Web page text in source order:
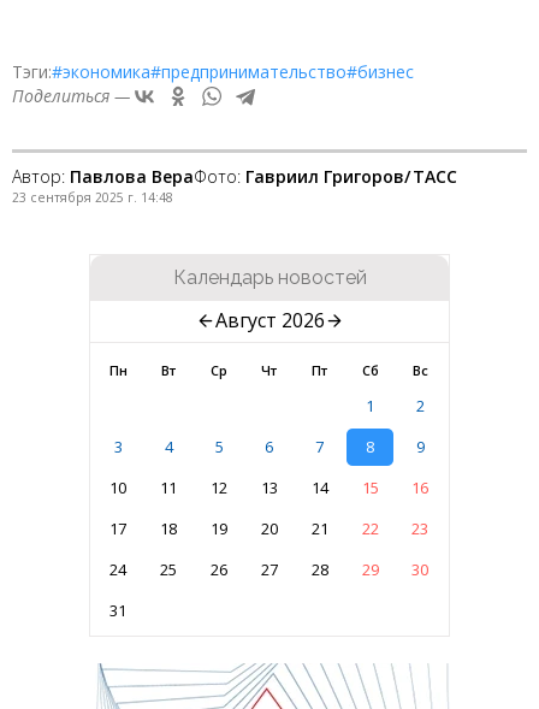
Тэги:#экономика#предпринимательство#бизнес
Поделиться —
Автор: Павлова ВераФото: Гавриил Григоров/ ТАСС
23 сентября 2025 г. 14:48
Календарь новостей
Август 2026
Пн Вт Ср Чт Пт Сб Вс
1
2
3
4 5 6 7 8
9
10
11 12 13 14 15
16
17
18 19 20 21 22
23
24
25 26 27 28 29
30
31